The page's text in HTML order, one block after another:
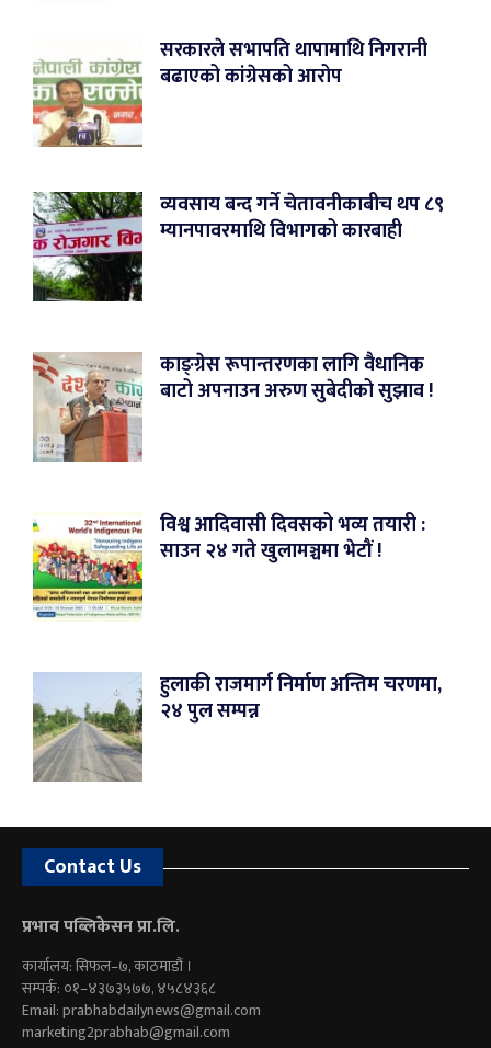
सरकारले सभापति थापामाथि निगरानी
बढाएको कांग्रेसको आरोप
व्यवसाय बन्द गर्ने चेतावनीकाबीच थप ८९
म्यानपावरमाथि विभागको कारबाही
काङ्ग्रेस रूपान्तरणका लागि वैधानिक
बाटो अपनाउन अरुण सुबेदीको सुझाव !
विश्व आदिवासी दिवसको भव्य तयारी :
साउन २४ गते खुलामञ्चमा भेटौं !
हुलाकी राजमार्ग निर्माण अन्तिम चरणमा,
२४ पुल सम्पन्न
Contact Us
प्रभाव पब्लिकेसन प्रा.लि.
कार्यालय: सिफल–७, काठमाडौं ।
सम्पर्क: ०१–४३७३५७७, ४५८४३६८
Email:prabhabdailynews@gmail.com
marketing2prabhab@gmail.com